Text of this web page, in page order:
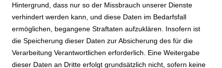
Hintergrund, dass nur so der Missbrauch unserer Dienste
verhindert werden kann, und diese Daten im Bedarfsfall
ermöglichen, begangene Straftaten aufzuklären. Insofern ist
die Speicherung dieser Daten zur Absicherung des für die
Verarbeitung Verantwortlichen erforderlich. Eine Weitergabe
dieser Daten an Dritte erfolgt grundsätzlich nicht, sofern keine